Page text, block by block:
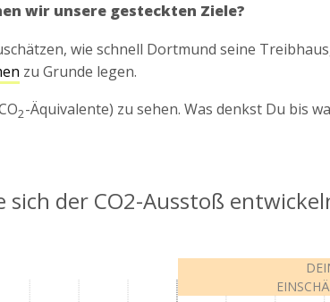
wir unsere gesteckten Ziele?
wie schnell Dortmund seine
zu Grunde legen.
2-Äquivalente) zu sehen. Was denkst Du bis
sich der CO2-Ausstoß